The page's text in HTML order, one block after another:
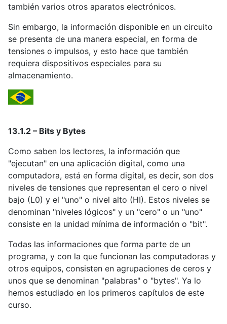
también varios otros aparatos electrónicos.
Sin embargo, la información disponible en un circuito
se presenta de una manera especial, en forma de
tensiones o impulsos, y esto hace que también
requiera dispositivos especiales para su
almacenamiento.
13.1.2 – Bits y Bytes
Como saben los lectores, la información que
"ejecutan" en una aplicación digital, como una
computadora, está en forma digital, es decir, son dos
niveles de tensiones que representan el cero o nivel
bajo (L0) y el "uno" o nivel alto (HI). Estos niveles se
denominan "niveles lógicos" y un "cero" o un "uno"
consiste en la unidad mínima de información o "bit".
Todas las informaciones que forma parte de un
programa, y con la que funcionan las computadoras y
otros equipos, consisten en agrupaciones de ceros y
unos que se denominan "palabras" o "bytes". Ya lo
hemos estudiado en los primeros capítulos de este
curso.